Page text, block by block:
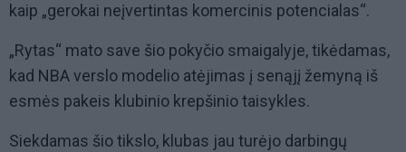
kaip „gerokai neįvertintas komercinis potencialas“.
„Rytas“ mato save šio pokyčio smaigalyje, tikėdamas,
kad NBA verslo modelio atėjimas į senąjį žemyną iš
esmės pakeis klubinio krepšinio taisykles.
Siekdamas šio tikslo, klubas jau turėjo darbingų